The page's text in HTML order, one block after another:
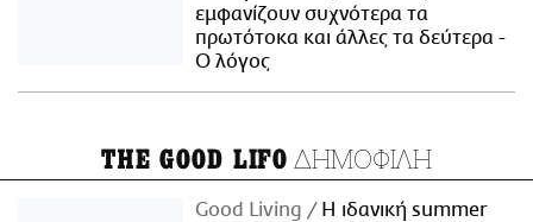
εμφανίζουν συχνότερα τα
πρωτότοκα και άλλες τα δεύτερα -
Ο λόγος
THE GOOD LIFO ΔΗΜΟΦΙΛΗ
Good Living
Η ιδανική summer